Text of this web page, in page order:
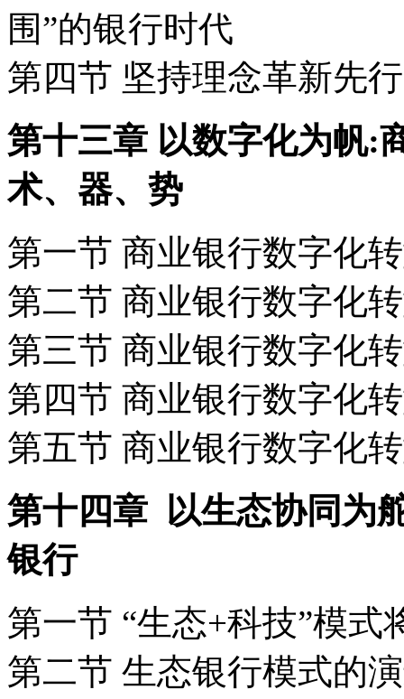
围”的银行时代
第四节 坚持理念革新先行
第十三章 以数字化为帆:
术、器、势
第一节 商业银行数字化
第二节 商业银行数字化
第三节 商业银行数字化
第四节 商业银行数字化
第五节 商业银行数字化
第十四章 以生态协同为
银行
第一节 “生态+科技”模
第二节 生态银行模式的